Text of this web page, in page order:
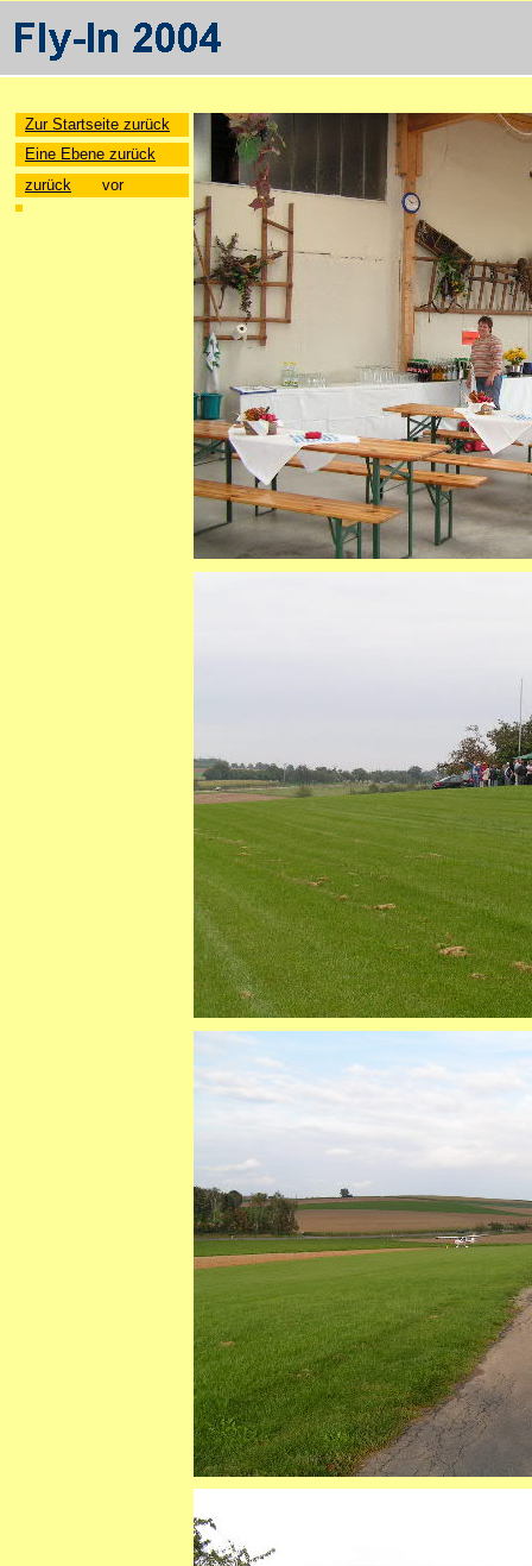
Zur Startseite zurück
Eine Ebene zurück
zurück
vor